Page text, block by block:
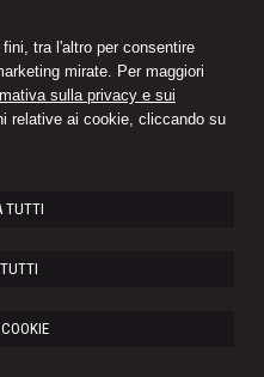
tra l'altro per consentire
mirate. Per maggiori
sulla privacy e sui
relative ai cookie, cliccando su
TUTTI